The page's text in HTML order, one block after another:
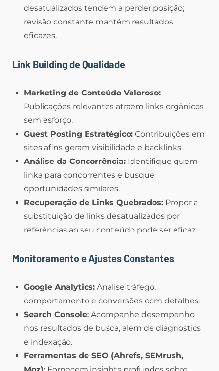
desatualizados tendem a perder posição;
revisão constante mantém resultados
eficazes.
Link Building de Qualidade
Marketing de Conteúdo Valoroso:
Publicações relevantes atraem links orgânicos
sem esforço.
Guest Posting Estratégico: Contribuições em
sites afins geram visibilidade e backlinks.
Análise da Concorrência: Identifique quem
linka para concorrentes e busque
oportunidades similares.
Recuperação de Links Quebrados: Propor a
substituição de links desatualizados por
referências ao seu conteúdo pode ser eficaz.
Monitoramento e Ajustes Constantes
Google Analytics: Analise tráfego,
comportamento e conversões com detalhes.
Search Console: Acompanhe desempenho
nos resultados de busca, além de diagnostics
e indexação.
Ferramentas de SEO (Ahrefs, SEMrush,